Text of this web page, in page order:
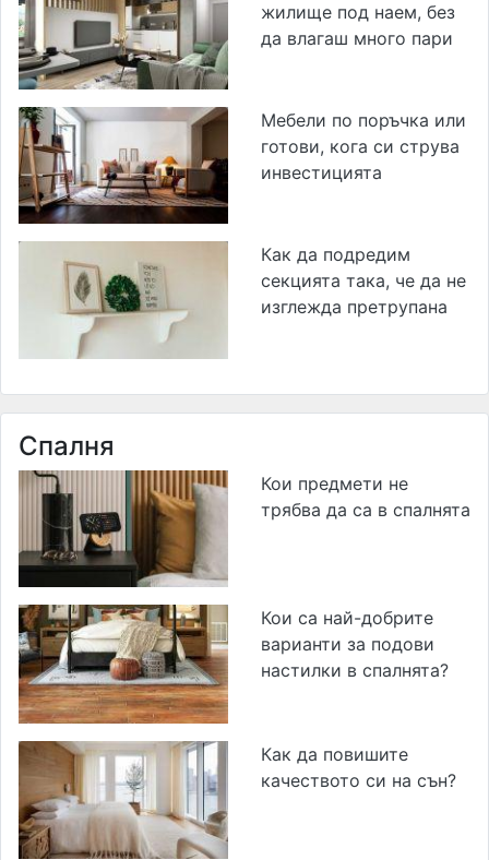
жилище под наем, без
да влагаш много пари
Мебели по поръчка или
готови, кога си струва
инвестицията
Как да подредим
секцията така, че да не
изглежда претрупана
Спалня
Кои предмети не
трябва да са в спалнята
Кои са най-добрите
варианти за подови
настилки в спалнята?
Как да повишите
качеството си на сън?